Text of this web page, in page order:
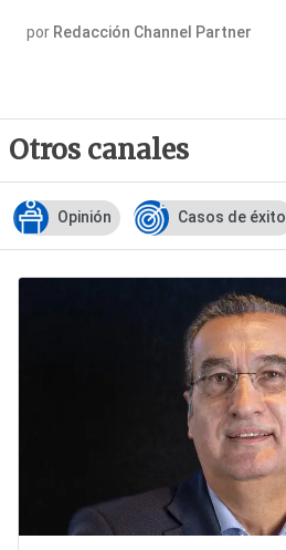
por Redacción Channel Partner
Otros canales
Opinión Casos de éxito